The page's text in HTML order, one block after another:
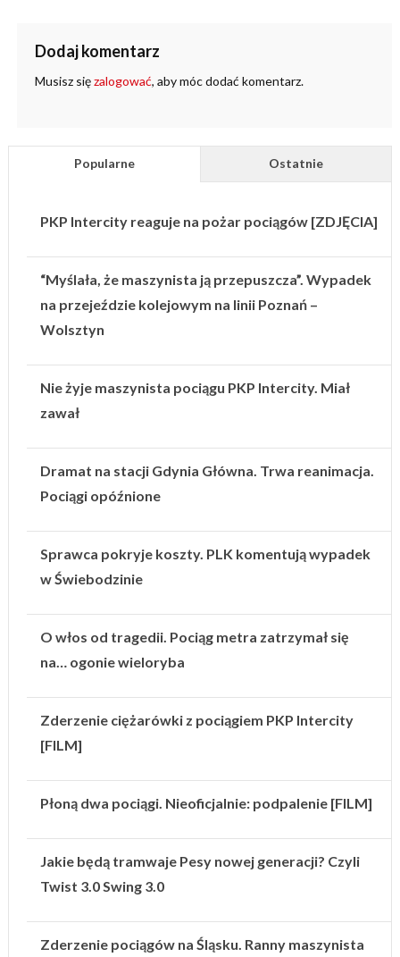
Dodaj komentarz
Musisz sięzalogować, aby móc dodać komentarz.
Popularne Ostatnie
PKP Intercity reaguje na pożar pociągów [ZDJĘCIA]
“Myślała, że maszynista ją przepuszcza”. Wypadek
na przejeździe kolejowym na linii Poznań –
Wolsztyn
Nie żyje maszynista pociągu PKP Intercity. Miał
zawał
Dramat na stacji Gdynia Główna. Trwa reanimacja.
Pociągi opóźnione
Sprawca pokryje koszty. PLK komentują wypadek
w Świebodzinie
O włos od tragedii. Pociąg metra zatrzymał się
na… ogonie wieloryba
Zderzenie ciężarówki z pociągiem PKP Intercity
[FILM]
Płoną dwa pociągi. Nieoficjalnie: podpalenie [FILM]
Jakie będą tramwaje Pesy nowej generacji? Czyli
Twist 3.0 Swing 3.0
Zderzenie pociągów na Śląsku. Ranny maszynista